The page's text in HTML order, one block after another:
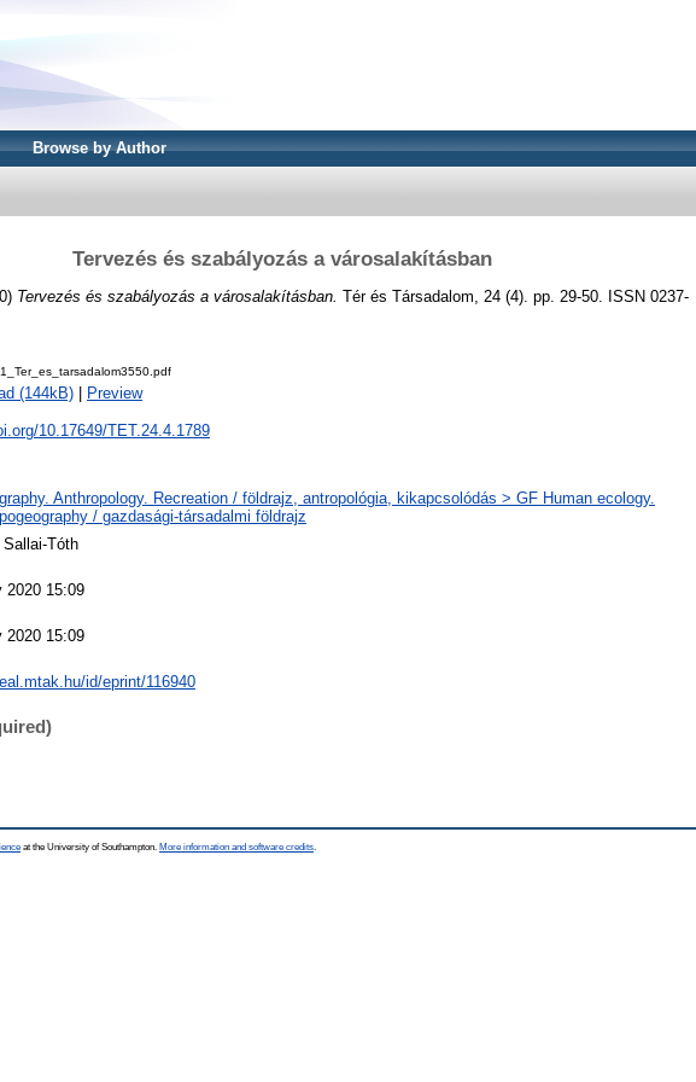
Browse by Author
Tervezés és szabályozás a városalakításban
Tervezés és szabályozás a városalakításban. Tér és Társadalom, 24 (4). pp. 29-50. ISSN 0237-
(144kB) Preview
10.17649/TET.24.4.1789
Anthropology. Recreation / földrajz, antropológia, kikapcsolódás > GF Human ecology.
/ gazdasági-társadalmi földrajz
Sallai-Tóth
2020 15:09
2020 15:09
id/eprint/116940
at the University of Southampton. More information and software credits